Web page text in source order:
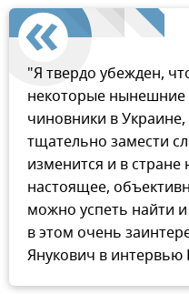
"Я твердо убежден,
некоторые нынешние
чиновники в
тщательно замести
изменится и в стране
настоящее,
можно успеть найти
в этом очень
Янукович в интервью